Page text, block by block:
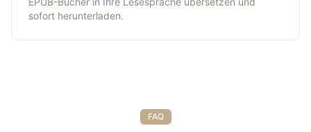
sofort herunterladen.
FAQ